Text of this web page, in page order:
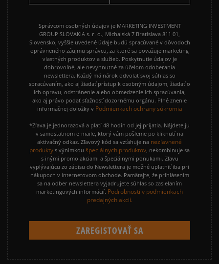
Správcom osobných údajov je MARKETING INVESTMENT
GROUP SLOVAKIA s. r. o., Michalská 7 Bratislava 811 01,
Slovensko, vyššie uvedené údaje budú spracúvané v dôvodoch
oprávneného záujmu správcu, za ktoré sa považuje marketing
vlastných produktov a služieb. Poskytnutie údajov je
dobrovoľné, ale nevyhnutné za účelom odoberania
newslettera. Každý má nárok odvolať svoj súhlas so
spracúvaním, ako aj žiadať prístup k osobným údajom, žiadať o
ich opravu, odstránenie alebo obmedzenie ich spracúvania,
ako aj právo podať sťažnosť dozornému orgánu. Plné znenie
informačnej doložky v Podmienkach ochrany súkromia
*Zľava je jednorazová a platí 48 hodín od jej prijatia. Nájdete ju
v samostatnom e-maile, ktorý vám pošleme po kliknutí na
aktivačný odkaz. Zľavový kód sa vzťahuje na nezľavnené
produkty s výnimkou špeciálnych produktov, nekombinuje sa
s inými promo akciami a špeciálnymi ponukami. Zľavu
vyplývajúcu zo zápisu do Newslettera je možné uplatniť iba pri
nákupoch v internetovom obchode. Pamätajte, že prihlásením
sa na odber newslettera vyjadrujete súhlas so zasielaním
marketingových informácií. Podrobnosti v podmienkach
predajných akcií.